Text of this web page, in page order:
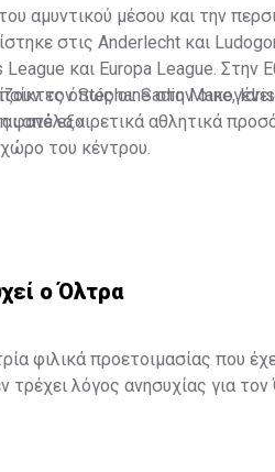
αμυντικού μέσου και την
στις Anderlecht και
και Europa League. Στην
όπως οι: Sadio Mane,
από εξαιρετικά αθλητικά
του κέντρου.
τον Stéphane στην
φανέλα.»
ο Όλτρα
φιλικά προετοιμασίας που
λόγος ανησυχίας για τον